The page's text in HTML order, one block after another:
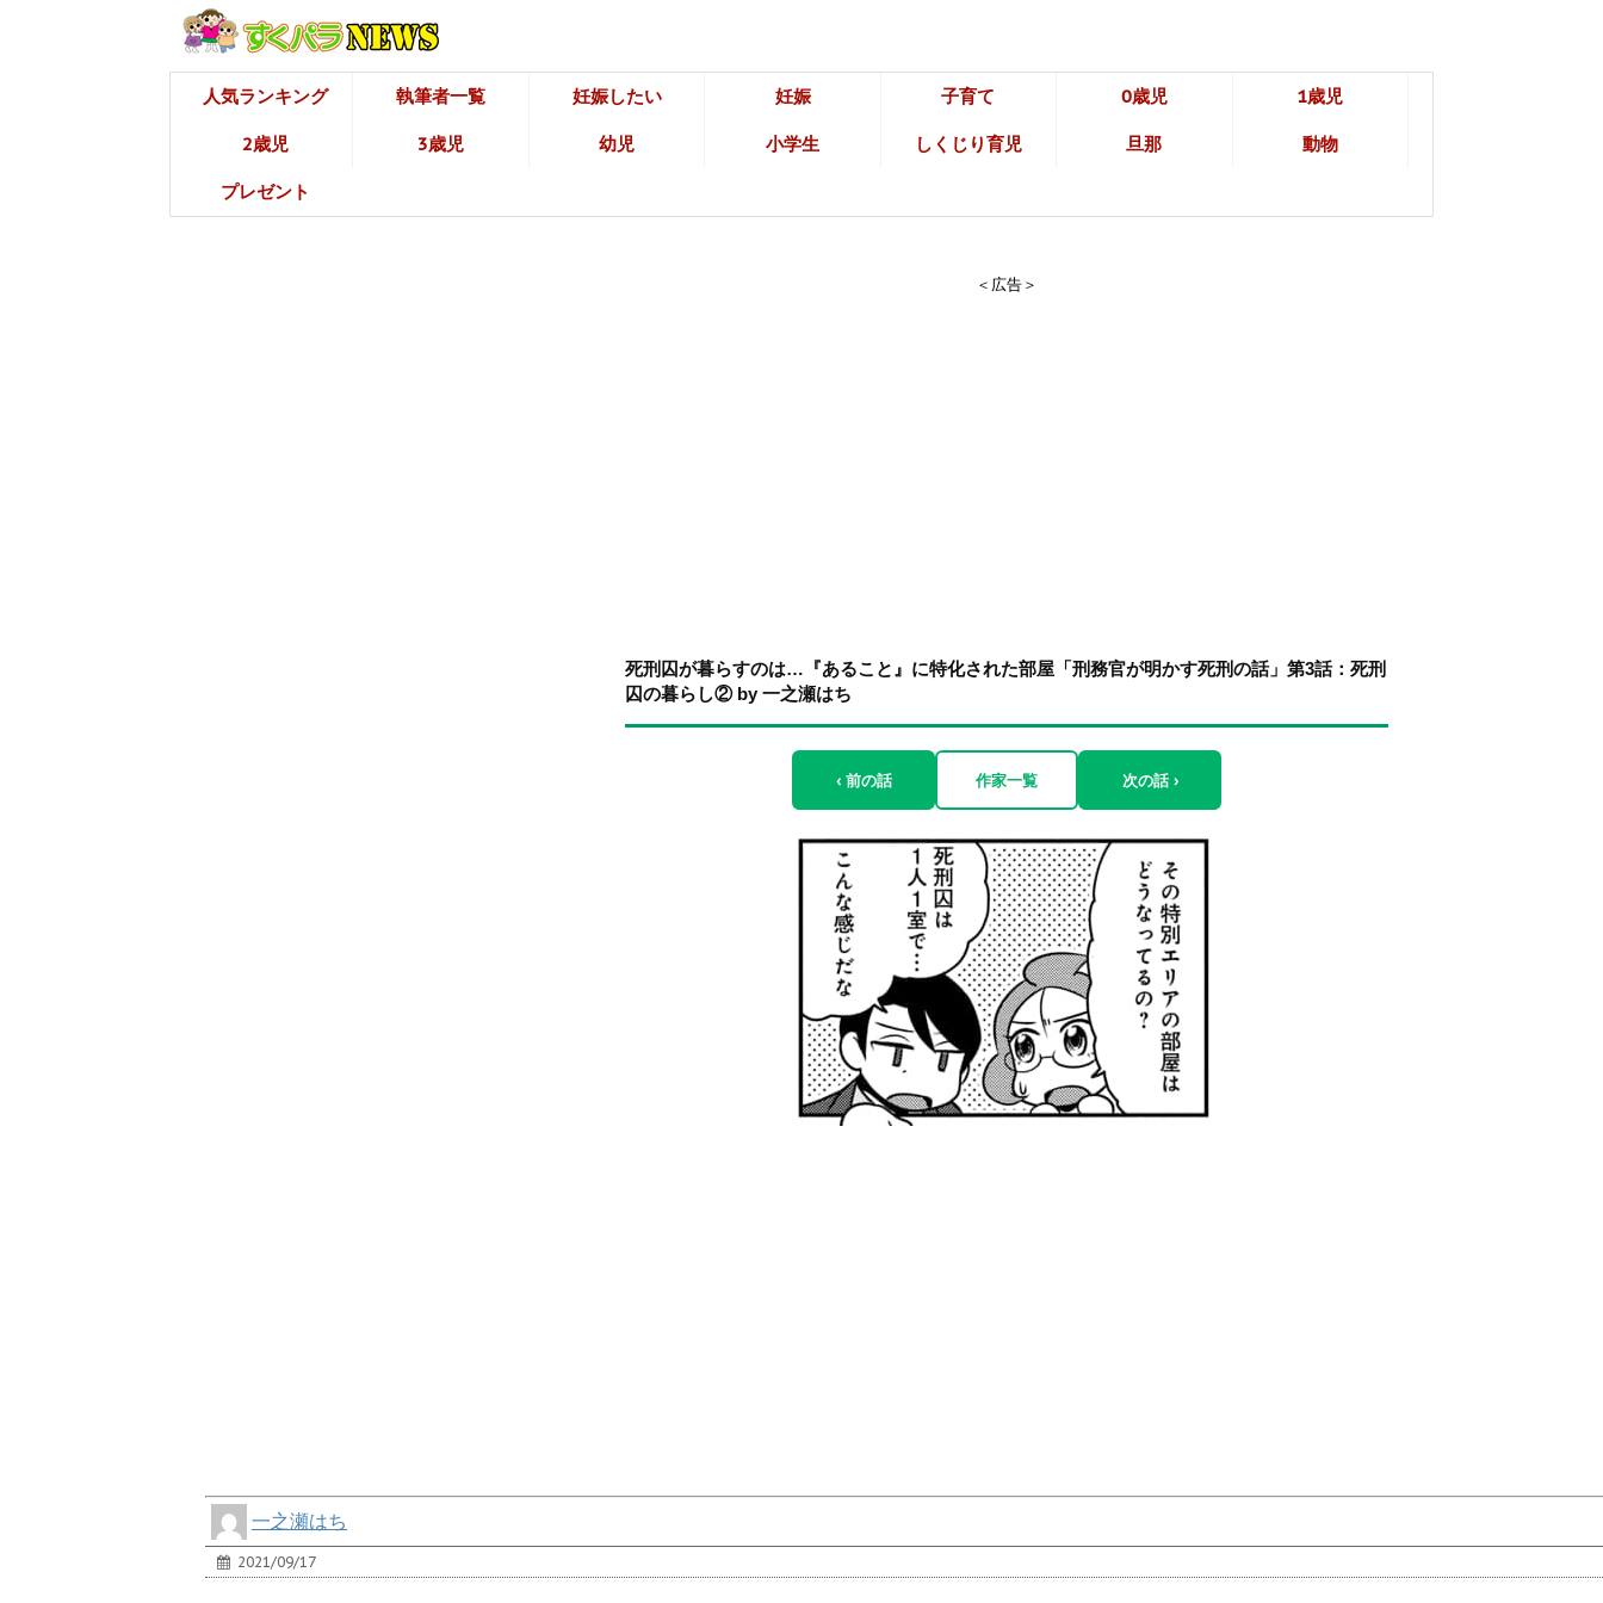
人気ランキング 執筆者一覧 妊娠したい 妊娠 子育て 0歳児 1歳児
2歳児 3歳児 幼児 小学生 しくじり育児 旦那 動物
プレゼント
＜広告＞
死刑囚が暮らすのは…『あること』に特化された部屋「刑務官が明かす死刑の話」第3話：死刑
囚の暮らし② by 一之瀬はち
‹ 前の話 作家一覧 次の話 ›
一之瀬はち
2021/09/17